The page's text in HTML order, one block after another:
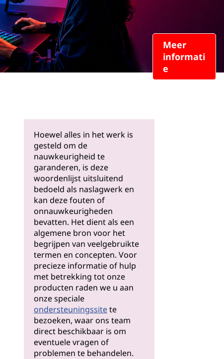
Meer
informati
e
Hoewel alles in het werk is
gesteld om de
nauwkeurigheid te
garanderen, is deze
woordenlijst uitsluitend
bedoeld als naslagwerk en
kan deze fouten of
onnauwkeurigheden
bevatten. Het dient als een
algemene bron voor het
begrijpen van veelgebruikte
termen en concepten. Voor
precieze informatie of hulp
met betrekking tot onze
producten raden we u aan
onze speciale
ondersteuningssitete
bezoeken, waar ons team
direct beschikbaar is om
eventuele vragen of
problemen te behandelen.